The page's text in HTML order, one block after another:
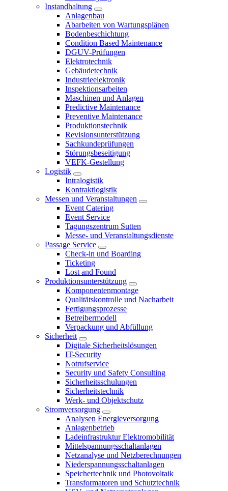
Instandhaltung
Anlagenbau
Abarbeiten von Wartungsplänen
Bodenbeschichtung
Condition Based Maintenance
DGUV-Prüfungen
Elektrotechnik
Gebäudetechnik
Industrieelektronik
Inspektionsarbeiten
Maschinen und Anlagen
Predictive Maintenance
Preventive Maintenance
Produktionstechnik
Revisionsunterstützung
Sachkundeprüfungen
Störungsbeseitigung
VEFK-Gestellung
Logistik
Intralogistik
Kontraktlogistik
Messen und Veranstaltungen
Event Catering
Event Service
Tagungszentrum Sutten
Messe- und Veranstaltungsdienste
Passage Service
Check-in und Boarding
Ticketing
Lost and Found
Produktionsunterstützung
Komponentenmontage
Qualitätskontrolle und Nacharbeit
Fertigungsprozesse
Betreibermodell
Verpackung und Abfüllung
Sicherheit
Digitale Sicherheitslösungen
IT-Security
Notrufservice
Security und Safety Consulting
Sicherheitsschulungen
Sicherheitstechnik
Werk- und Objektschutz
Stromversorgung
Analysen Energieversorgung
Anlagenbetrieb
Ladeinfrastruktur Elektromobilität
Mittelspannungsschaltanlagen
Netzanalyse und Netzberechnungen
Niederspannungsschaltanlagen
Speichertechnik und Photovoltaik
Transformatoren und Schutztechnik